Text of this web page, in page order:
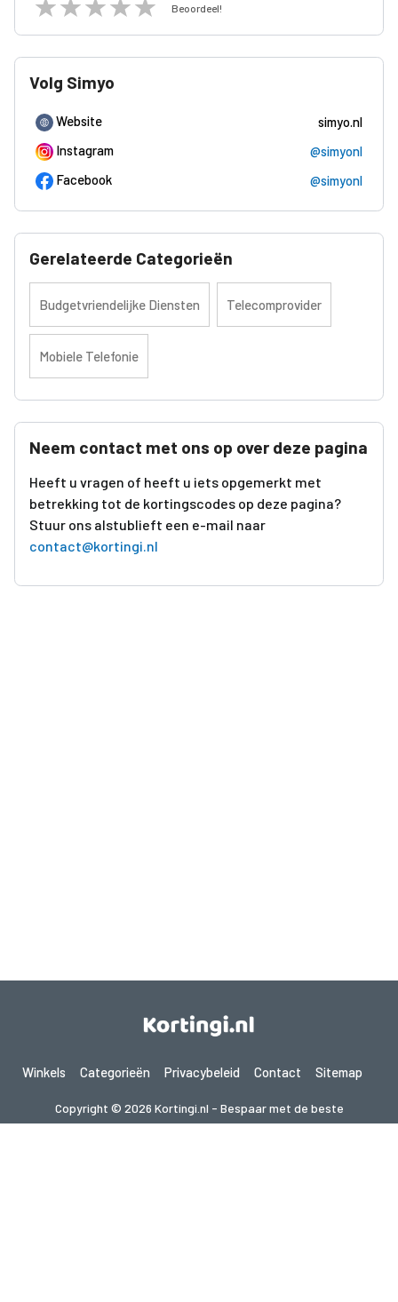
Beoordeel!
Volg Simyo
Website
simyo.nl
Instagram
@simyonl
Facebook
@simyonl
Gerelateerde Categorieën
Budgetvriendelijke Diensten Telecomprovider
Mobiele Telefonie
Neem contact met ons op over deze pagina
Heeft u vragen of heeft u iets opgemerkt met
betrekking tot de kortingscodes op deze pagina?
Stuur ons alstublieft een e-mail naar
contact@kortingi.nl
Winkels Categorieën Privacybeleid Contact Sitemap
Copyright © 2026 Kortingi.nl - Bespaar met de beste
kortingscodes 2026. Alle rechten voorbehouden.